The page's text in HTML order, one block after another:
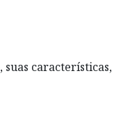
suas